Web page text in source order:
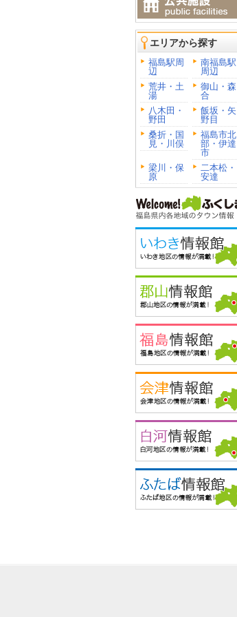
エリアから探す
福島駅周
辺
南福島駅
周辺
荒井・土
湯
御山・森
合
八木田・
野田
飯坂・矢
野目
桑折・国
見・川俣
福島市北
部・伊達
市
梁川・保
原
二本松・
安達